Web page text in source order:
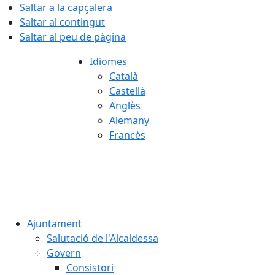
Saltar a la capçalera
Saltar al contingut
Saltar al peu de pàgina
Idiomes
Català
Castellà
Anglès
Alemany
Francès
Ajuntament
Salutació de l'Alcaldessa
Govern
Consistori